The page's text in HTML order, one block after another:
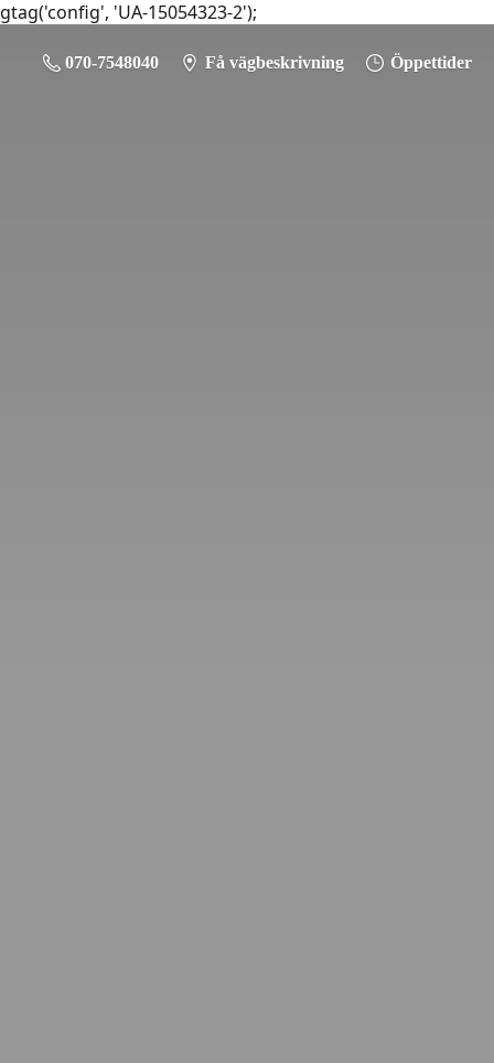
gtag('config', 'UA-15054323-2');
070-7548040 Få vägbeskrivning Öppettider